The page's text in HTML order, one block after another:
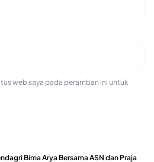
web saya pada peramban ini untuk
Bima Arya Bersama ASN dan Praja